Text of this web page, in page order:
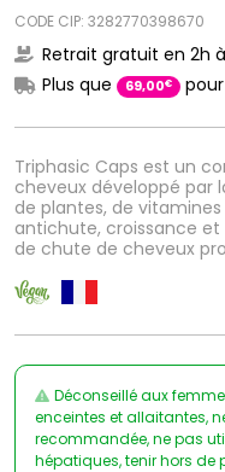
Triphasic Caps est un
cheveux développé par
de plantes, de
antichute, croissance
de chute de cheveux
CODE CIP: 3282770398670
Retrait gratuit en 2h
Plus que
69,00€ pour
Déconseillé aux
enceintes et allaitantes,
recommandée, ne pas
hépatiques, tenir hors de